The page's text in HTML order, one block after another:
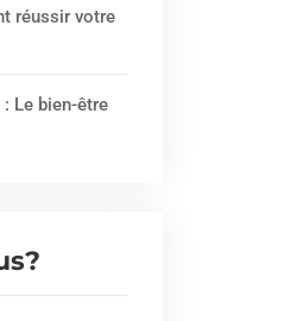
réussir votre
Le bien-être